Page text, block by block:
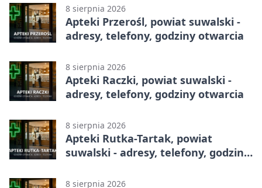
8 sierpnia 2026
Apteki Przerośl, powiat suwalski -
adresy, telefony, godziny otwarcia
8 sierpnia 2026
Apteki Raczki, powiat suwalski -
adresy, telefony, godziny otwarcia
8 sierpnia 2026
Apteki Rutka-Tartak, powiat
suwalski - adresy, telefony, godziny
8 sierpnia 2026